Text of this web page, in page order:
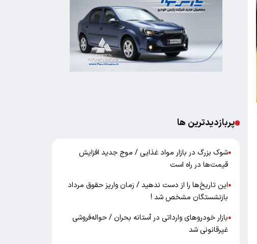
پربازدیدترین ها
●شوک بزرگ در بازار مواد غذایی / موج جدید افزایش
قیمت‌ها در راه است
●این تاریخ‌ها را از دست ندهید / زمان واریز حقوق مرداد
بازنشستگان مشخص شد !
●بازار خودرو‌های وارداتی در آستانه بحران / حواله‌فروشی
غیرقانونی شد